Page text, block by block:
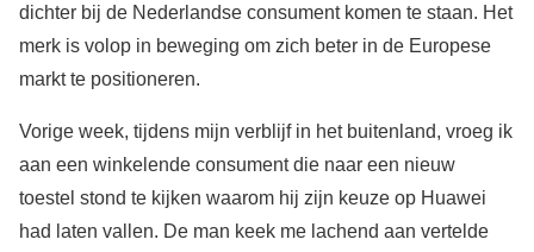
dichter bij de Nederlandse consument komen te staan. Het
merk is volop in beweging om zich beter in de Europese
markt te positioneren.
Vorige week, tijdens mijn verblijf in het buitenland, vroeg ik
aan een winkelende consument die naar een nieuw
toestel stond te kijken waarom hij zijn keuze op Huawei
had laten vallen. De man keek me lachend aan vertelde